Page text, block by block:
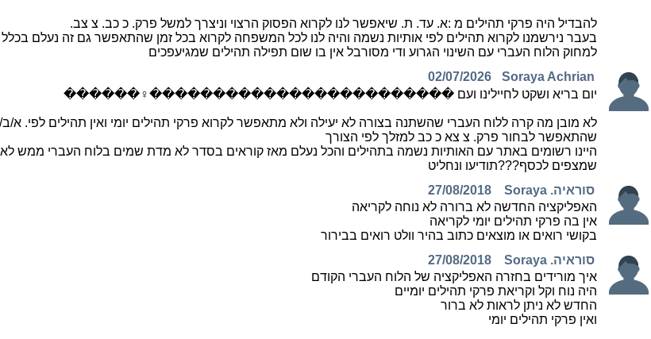
להבדיל היה פרקי תהילים מ :א. עד. ת. שיאפשר לנו לקרוא הפסוק הרצוי וניצרך למשל פרק. כ כב. צ צב.
בעבר נירשמנו לקרוא תהילים לפי אותיות נשמה והיה לנו לכל המשפחה לקרוא בכל זמן שהתאפשר גם זה נעלם בכלל
למחוק הלוח העברי עם השינוי הגרוע ודי מסורבל אין בו שום תפילה תהילים שמגיעפכים
Soraya Achrian
02/07/2026
יום בריא ושקט לחיילינו ועם ������������������������‍♀️������
לא מובן מה קרה ללוח העברי שהשתנה בצורה לא יעילה ולא מתאפשר לקרוא פרקי תהילים יומי ואין תהילים לפי. א/
שהתאפשר לבחור פרק. צ צא כ כב למזלך לפי הצורך
היינו רשומים באתר עם האותיות נשמה בתהילים והכל נעלם מאז קוראים בסדר לא מדת שמים בלוח העברי ממש לא
שמצפים לכסף???תודיעו ונחליט
סוראיה. Soraya
27/08/2018
האפליקציה החדשה לא ברורה לא נוחה לקריאה
אין בה פרקי תהילים יומי לקריאה
בקושי רואים או מוצאים כתוב בהיר וולט רואים בבירור
סוראיה. Soraya
27/08/2018
איך מורידים בחזרה האפליקציה של הלוח העברי הקודם
היה נוח וקל וקריאת פרקי תהילים יומיים
החדש לא ניתן לראות לא ברור
ואין פרקי תהילים יומי